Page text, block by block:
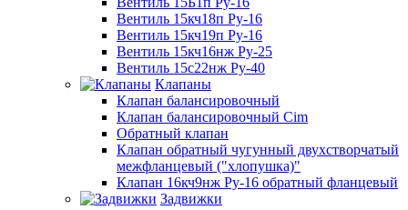
Вентиль 15кч18п Ру-16
Вентиль 15кч19п Ру-16
Вентиль 15кч16нж Ру-25
Вентиль 15с22нж Ру-40
Клапаны
Клапан балансировочный
Клапан балансировочный Cim
Обратный клапан
Клапан обратный чугунный двухстворчатый
межфланцевый ("хлопушка)"
Клапан 16кч9нж Ру-16 обратный фланцевый
Задвижки